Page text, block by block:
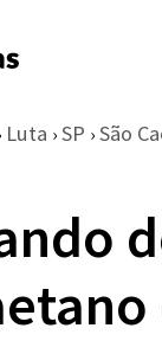
Luta › SP › São